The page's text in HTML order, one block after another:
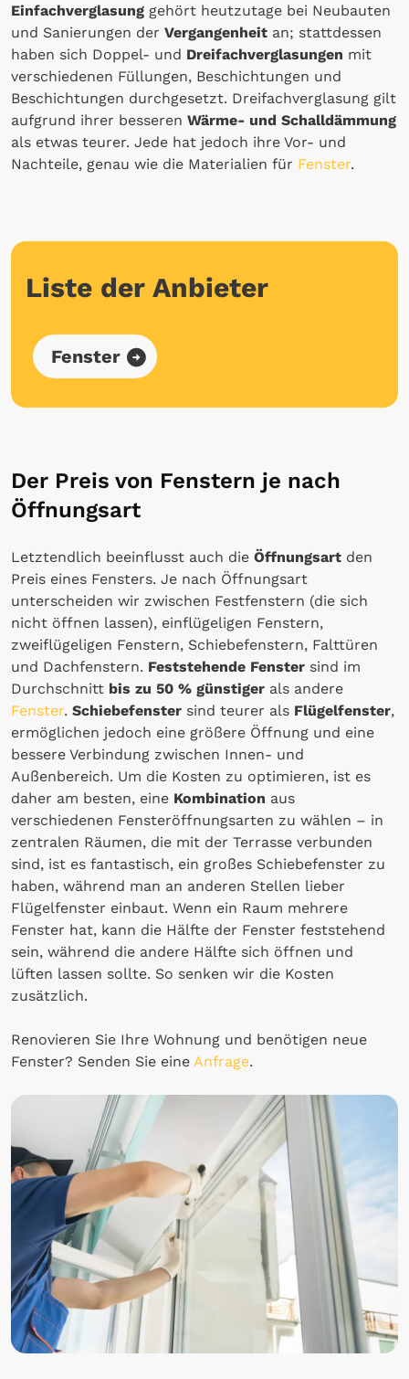
Einfachverglasung gehört heutzutage bei Neubauten
und Sanierungen der Vergangenheit an; stattdessen
haben sich Doppel- und Dreifachverglasungen mit
verschiedenen Füllungen, Beschichtungen und
Beschichtungen durchgesetzt. Dreifachverglasung gilt
aufgrund ihrer besseren Wärme- und Schalldämmung
als etwas teurer. Jede hat jedoch ihre Vor- und
Nachteile, genau wie die Materialien für Fenster.
Liste der Anbieter
Fenster
Der Preis von Fenstern je nach
Öffnungsart
Letztendlich beeinflusst auch die Öffnungsart den
Preis eines Fensters. Je nach Öffnungsart
unterscheiden wir zwischen Festfenstern (die sich
nicht öffnen lassen), einflügeligen Fenstern,
zweiflügeligen Fenstern, Schiebefenstern, Falttüren
und Dachfenstern. Feststehende Fenster sind im
Durchschnitt bis zu 50 % günstiger als andere
Fenster. Schiebefenster sind teurer als Flügelfenster,
ermöglichen jedoch eine größere Öffnung und eine
bessere Verbindung zwischen Innen- und
Außenbereich. Um die Kosten zu optimieren, ist es
daher am besten, eine Kombination aus
verschiedenen Fensteröffnungsarten zu wählen – in
zentralen Räumen, die mit der Terrasse verbunden
sind, ist es fantastisch, ein großes Schiebefenster zu
haben, während man an anderen Stellen lieber
Flügelfenster einbaut. Wenn ein Raum mehrere
Fenster hat, kann die Hälfte der Fenster feststehend
sein, während die andere Hälfte sich öffnen und
lüften lassen sollte. So senken wir die Kosten
zusätzlich.
Renovieren Sie Ihre Wohnung und benötigen neue
Fenster? Senden Sie eine Anfrage.